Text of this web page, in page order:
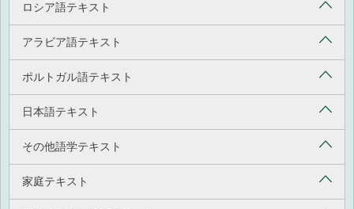
ロシア語テキスト
アラビア語テキスト
ポルトガル語テキスト
日本語テキスト
その他語学テキスト
家庭テキスト